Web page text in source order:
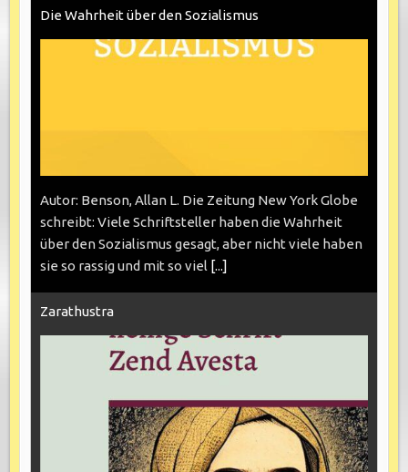
Die Wahrheit über den Sozialismus
Autor: Benson, Allan L. Die Zeitung New York Globe
schreibt: Viele Schriftsteller haben die Wahrheit
über den Sozialismus gesagt, aber nicht viele haben
sie so rassig und mit so viel [...]
Zarathustra